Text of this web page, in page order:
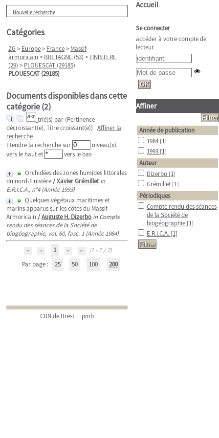
Nouvelle recherche
Catégories
ZG > Europe> France> Massif
armoricain > BRETAGNE (53) > FINISTERE
(29) > PLOUESCAT (29185)
PLOUESCAT (29185)
Documents disponibles dans cette
catégorie (2)
trié(s) par (Pertinence
décroissant(e), Titre croissant(e)) Affiner la
recherche
Etendre la recherche sur
niveau(x)
vers le haut et
vers le bas
Orchidées des zones humides littorales
du nord-Finistère/Xavier Grémillet in
E.R.I.C.A., n°4 (Année 1993)
Quelques végétaux maritimes et
marins apparus sur les côtes du Massif
Armoricain /Auguste H. Dizerbo in Compte
rendu des séances de la Société de
biogéographie, vol. 60, fasc. 1 (Année 1984)
1
(1 - 2 / 2)
Par page :
25 50 100 200
CBN de Brest pmb
Accueil
Se connecter
accéder à votre compte de
lecteur
Affiner
Année de publication
1984 [1]
1993 [1]
Auteur
Dizerbo [1]
Grémillet [1]
Périodiques
Compte rendu des séances
de la Société de
biogéographie [1]
E.R.I.C.A. [1]